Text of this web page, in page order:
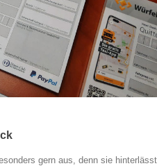
gern aus, denn sie hinterlässt